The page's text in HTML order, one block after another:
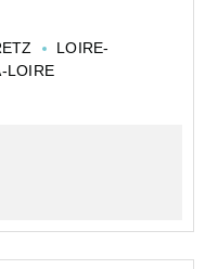
m2, qui bénéficie
LOIRE-
LOIRE